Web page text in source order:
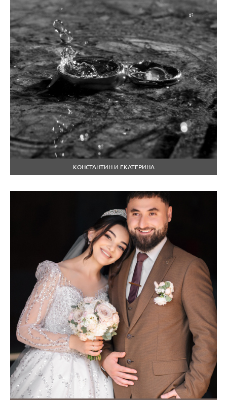
КОНСТАНТИН И ЕКАТЕРИНА